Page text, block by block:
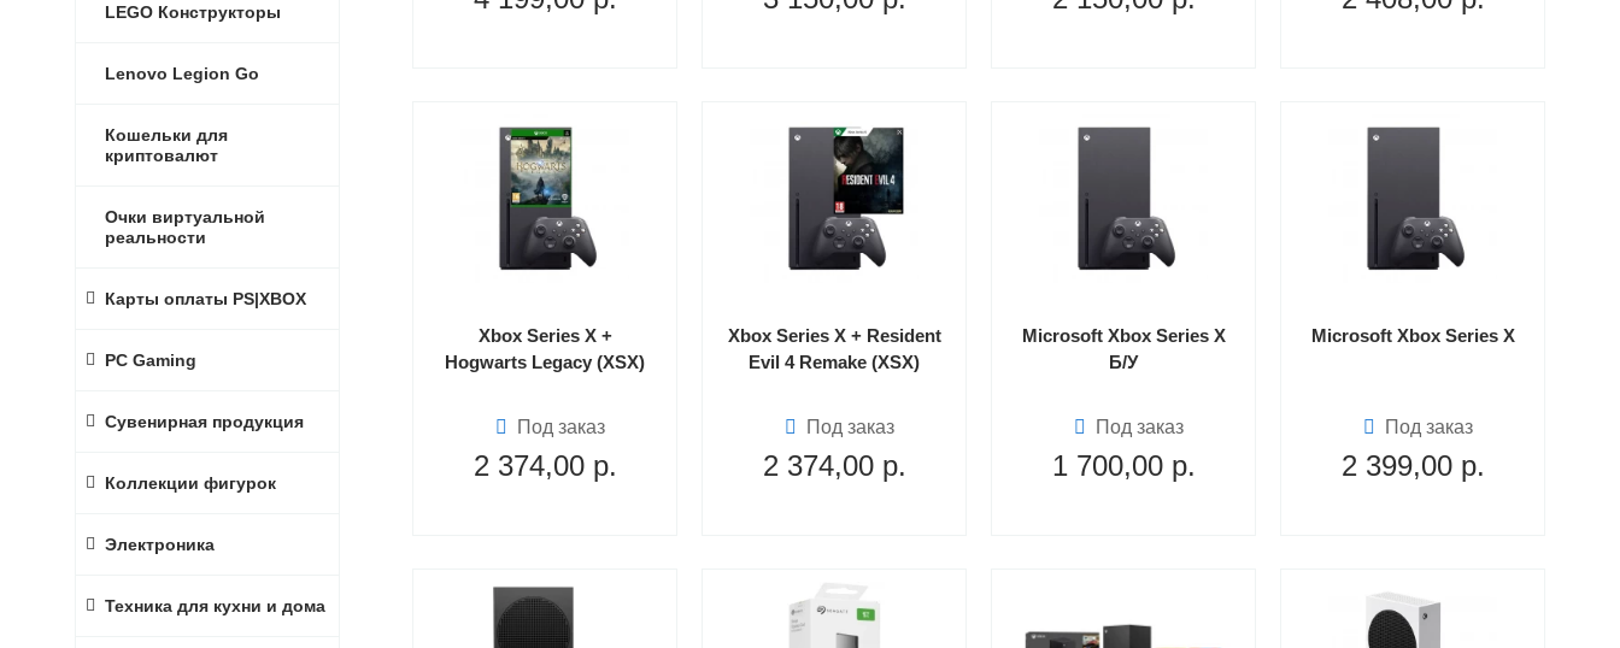
Xbox Series X +
Hogwarts Legacy (XSX)
Под заказ
2 374,00р.
Xbox Series X + Resident
Evil 4 Remake (XSX)
Под заказ
2 374,00р.
Microsoft Xbox Series X
Б/У
Под заказ
1 700,00р.
Microsoft Xbox Series X
Под заказ
2 399,00р.
LEGO Конструкторы
Lenovo Legion Go
Кошельки для
криптовалют
Очки виртуальной
реальности
Карты оплаты PS|XBOX
PC Gaming
Сувенирная продукция
Коллекции фигурок
Электроника
Техника для кухни и дома